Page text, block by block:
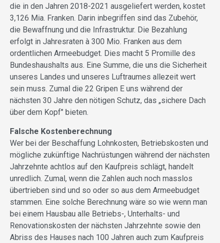
die in den Jahren 2018-2021 ausgeliefert werden, kostet
3,126 Mia. Franken. Darin inbegriffen sind das Zubehör,
die Bewaffnung und die Infrastruktur. Die Bezahlung
erfolgt in Jahresraten à 300 Mio. Franken aus dem
ordentlichen Armeebudget. Dies macht 5 Promille des
Bundeshaushalts aus. Eine Summe, die uns die Sicherheit
unseres Landes und unseres Luftraumes allezeit wert
sein muss. Zumal die 22 Gripen E uns während der
nächsten 30 Jahre den nötigen Schutz, das „sichere Dach
über dem Kopf" bieten.
Falsche Kostenberechnung
Wer bei der Beschaffung Lohnkosten, Betriebskosten und
mögliche zukünftige Nachrüstungen während der nächsten
Jahrzehnte achtlos auf den Kaufpreis schlägt, handelt
unredlich. Zumal, wenn die Zahlen auch noch masslos
übertrieben sind und so oder so aus dem Armeebudget
stammen. Eine solche Berechnung wäre so wie wenn man
bei einem Hausbau alle Betriebs-, Unterhalts- und
Renovationskosten der nächsten Jahrzehnte sowie den
Abriss des Hauses nach 100 Jahren auch zum Kaufpreis